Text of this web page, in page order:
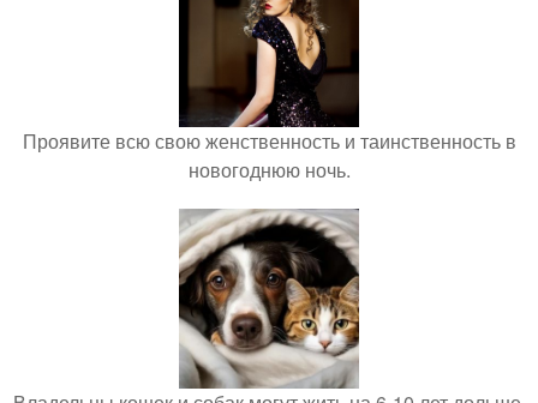
Проявите всю свою женственность и таинственность в
новогоднюю ночь.